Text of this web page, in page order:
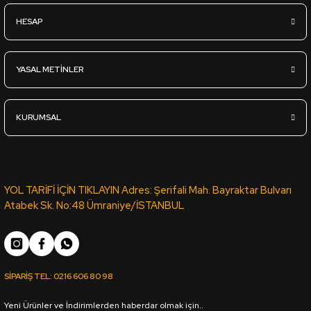
933,45TL
SML-068 BEYAZ MAT LAK PANEL PVC ROMA KENAR BANDI
658,90TL
YT-85B VİTA PVC ROMA KENAR BANDI 9G92 SB - 22*0,80
HESAP
YASAL METİNLER
KURUMSAL
YOL TARİFİ İÇİN TIKLAYIN Adres: Şerifali Mah. Bayraktar Bulvarı
Atabek Sk. No:48 Ümraniye/İSTANBUL
SİPARİŞ TEL:0216 606 80 98
Yeni Ürünler ve İndirimlerden haberdar olmak için..